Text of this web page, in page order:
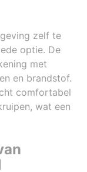
zelf te
optie. De
met
en brandstof.
comfortabel
wat een